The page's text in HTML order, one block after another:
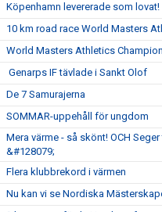
Köpenhamn levererade som lovat!
10 km road race World Masters
World Masters Athletics
Genarps IF tävlade i Sankt Olof
De 7 Samurajerna
SOMMAR-uppehåll för ungdom
Mera värme - så skönt! OCH
&#128079;
Flera klubbrekord i värmen
Nu kan vi se Nordiska